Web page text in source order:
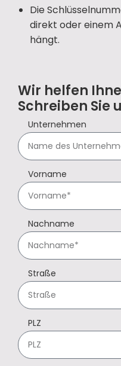
Die
direkt oder einem
hängt.
Wir helfen
Schreiben Sie
Unternehmen
Vorname
Nachname
Straße
PLZ